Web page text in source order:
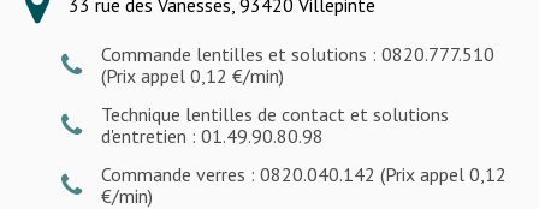
33 rue des Vanesses, 93420 Villepinte
Commande lentilles et solutions : 0820.777.510
(Prix appel 0,12 €/min)
Technique lentilles de contact et solutions
d'entretien : 01.49.90.80.98
Commande verres : 0820.040.142 (Prix appel 0,12
€/min)